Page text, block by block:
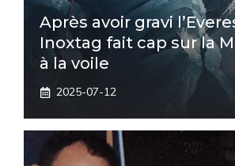
Après avoir gravi
Inoxtag fait cap sur la
à la voile
2025-07-12